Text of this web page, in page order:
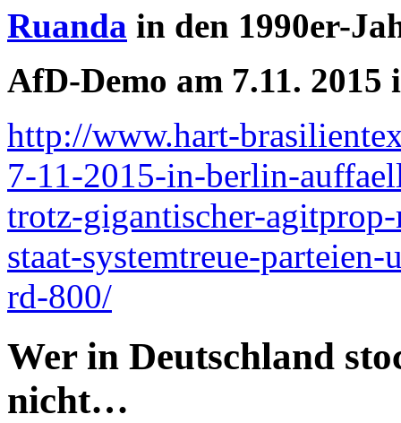
Ruanda in den 1990er-
AfD-Demo am 7.11.
http://www.hart-
7-11-2015-in-berlin-
trotz-gigantischer-
staat-systemtreue-
rd-800/
Wer in Deutschland
nicht…